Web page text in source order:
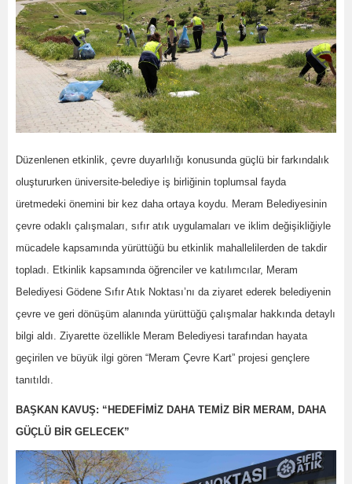
Düzenlenen etkinlik, çevre duyarlılığı konusunda güçlü bir farkındalık
oluştururken üniversite-belediye iş birliğinin toplumsal fayda
üretmedeki önemini bir kez daha ortaya koydu. Meram Belediyesinin
çevre odaklı çalışmaları, sıfır atık uygulamaları ve iklim değişikliğiyle
mücadele kapsamında yürüttüğü bu etkinlik mahallelilerden de takdir
topladı. Etkinlik kapsamında öğrenciler ve katılımcılar, Meram
Belediyesi Gödene Sıfır Atık Noktası’nı da ziyaret ederek belediyenin
çevre ve geri dönüşüm alanında yürüttüğü çalışmalar hakkında detaylı
bilgi aldı. Ziyarette özellikle Meram Belediyesi tarafından hayata
geçirilen ve büyük ilgi gören “Meram Çevre Kart” projesi gençlere
tanıtıldı.
BAŞKAN KAVUŞ: “HEDEFİMİZ DAHA TEMİZ BİR MERAM, DAHA
GÜÇLÜ BİR GELECEK”